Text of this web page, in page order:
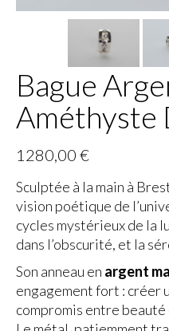
Bague
Améthyste
1280,00 €
Sculptée à la main à
vision poétique de
cycles mystérieux de la
dans l’obscurité, et la
Son anneau en argent
engagement fort : créer
compromis entre